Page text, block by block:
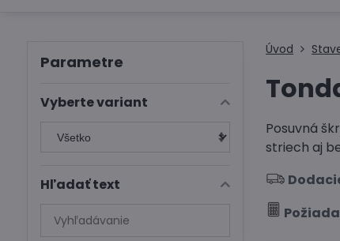
Úvod
Posuvná
striech aj
Parametre
Vyberte variant
Hľadať text
Prehľadať
výsledky